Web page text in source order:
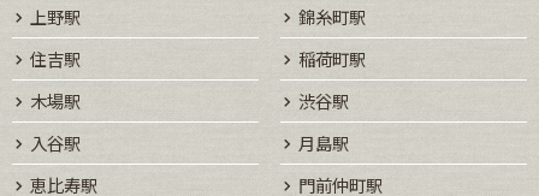
上野駅
錦糸町駅
住吉駅
稲荷町駅
木場駅
渋谷駅
入谷駅
月島駅
恵比寿駅
門前仲町駅